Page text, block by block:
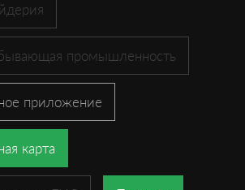
промышленность
приложение
карта